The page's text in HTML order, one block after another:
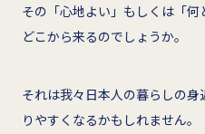
その「心地よい」もしくは「
どこから来るのでしょうか。
それは我々日本人の暮らしの
りやすくなるかもしれません。